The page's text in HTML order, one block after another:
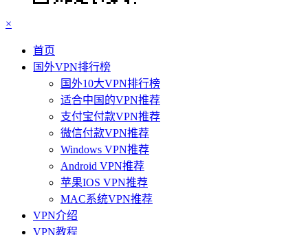
×
首页
国外VPN排行榜
国外10大VPN排行榜
适合中国的VPN推荐
支付宝付款VPN推荐
微信付款VPN推荐
Windows VPN推荐
Android VPN推荐
苹果IOS VPN推荐
MAC系统VPN推荐
VPN介绍
VPN教程